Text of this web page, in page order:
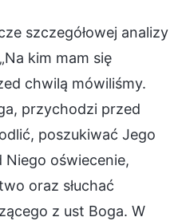
szczegółowej analizy
kim mam się
chwilą mówiliśmy.
przychodzi przed
poszukiwać Jego
oświecenie,
oraz słuchać
z ust Boga. W